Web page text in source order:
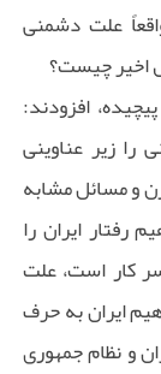
علت دشمنی
افزودند:
زیر عناوینی
و مسائل مشابه
رفتار ایران را
کار است، علت
ایران به حرف
و نظام جمهوری